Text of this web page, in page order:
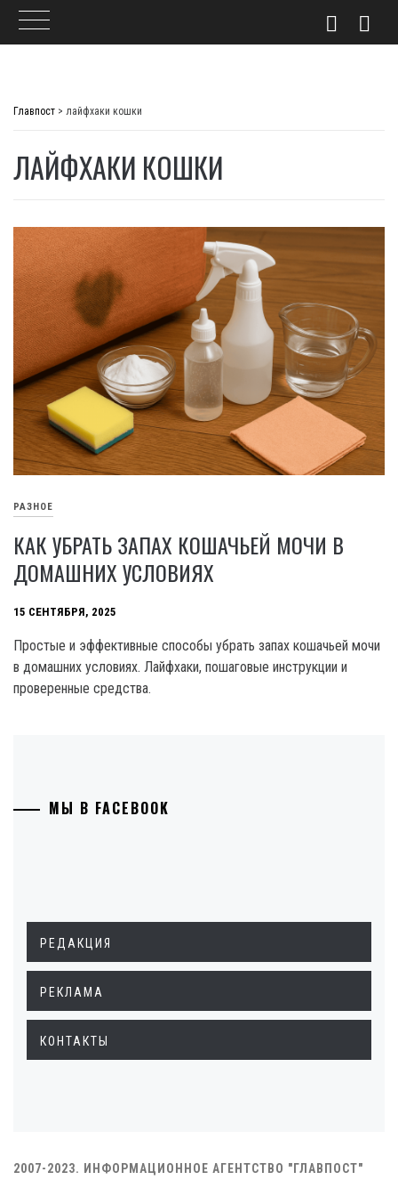
Главпост > лайфхаки кошки
ЛАЙФХАКИ КОШКИ
РАЗНОЕ
КАК УБРАТЬ ЗАПАХ КОШАЧЬЕЙ МОЧИ В
ДОМАШНИХ УСЛОВИЯХ
15 СЕНТЯБРЯ, 2025
Простые и эффективные способы убрать запах кошачьей мочи
в домашних условиях. Лайфхаки, пошаговые инструкции и
проверенные средства.
МЫ В FACEBOOK
РЕДАКЦИЯ
РЕКЛАМА
КОНТАКТЫ
2007-2023. ИНФОРМАЦИОННОЕ АГЕНТСТВО "ГЛАВПОСТ"